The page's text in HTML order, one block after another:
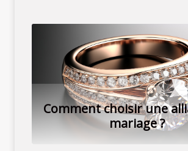
Comment choisir une
mariage ?